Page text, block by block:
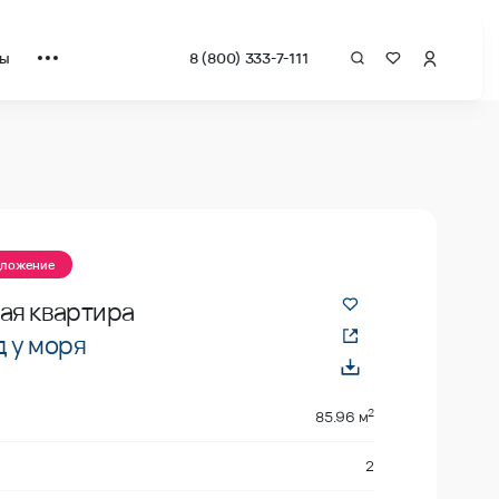
8 (800) 333-7-111
квартира
у моря
85.96 м2
2